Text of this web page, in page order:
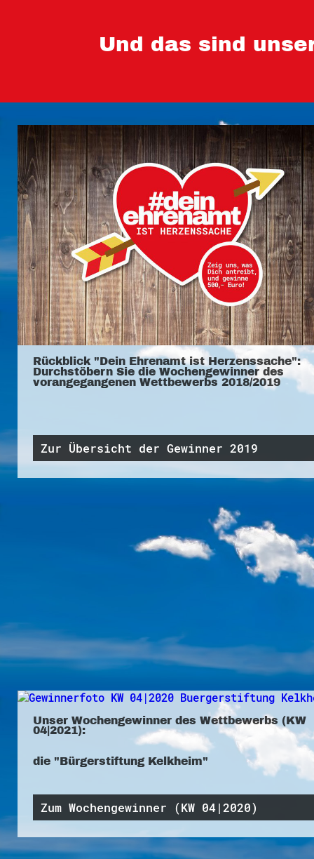
Und das sind
Rückblick "Dein Ehrenamt ist Herzenssache":
Durchstöbern Sie die Wochengewinner des
vorangegangenen Wettbewerbs 2018/2019
Zur Übersicht der Gewinner 2019
Unser Wochengewinner des Wettbewerbs (KW
04|2021):
die "Bürgerstiftung Kelkheim"
Zum Wochengewinner (KW 04|2020)